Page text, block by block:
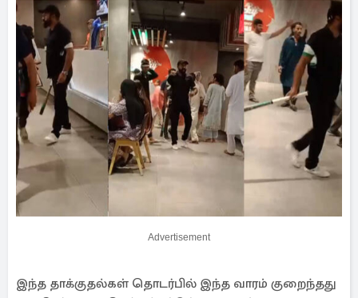
Advertisement
இந்த தாக்குதல்கள் தொடர்பில் இந்த வாரம் குறைந்தது